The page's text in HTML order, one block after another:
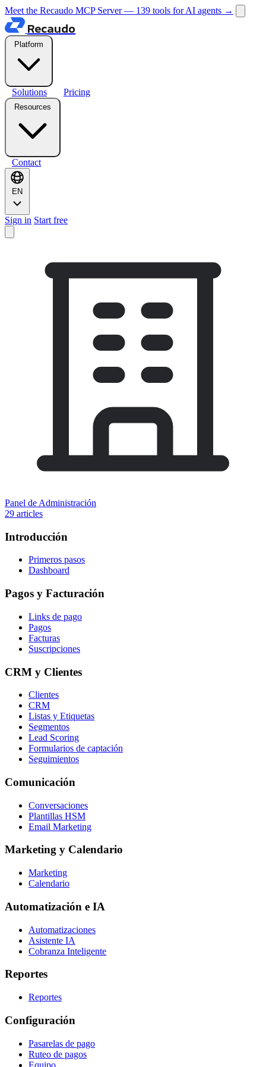
Meet the Recaudo MCP Server — 139 tools for AI agents →
Recaudo
Platform
Solutions Pricing
Resources
Contact
EN
Sign in Start free
Panel de Administración
29 articles
Introducción
Primeros pasos
Dashboard
Pagos y Facturación
Links de pago
Pagos
Facturas
Suscripciones
CRM y Clientes
Clientes
CRM
Listas y Etiquetas
Segmentos
Lead Scoring
Formularios de captación
Seguimientos
Comunicación
Conversaciones
Plantillas HSM
Email Marketing
Marketing y Calendario
Marketing
Calendario
Automatización e IA
Automatizaciones
Asistente IA
Cobranza Inteligente
Reportes
Reportes
Configuración
Pasarelas de pago
Ruteo de pagos
Equipo